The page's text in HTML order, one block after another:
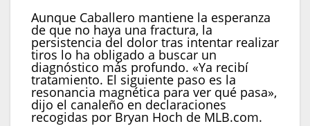
Aunque Caballero mantiene la esperanza
de que no haya una fractura, la
persistencia del dolor tras intentar realizar
tiros lo ha obligado a buscar un
diagnóstico más profundo. «Ya recibí
tratamiento. El siguiente paso es la
resonancia magnética para ver qué pasa»,
dijo el canaleño en declaraciones
recogidas por Bryan Hoch de MLB.com.